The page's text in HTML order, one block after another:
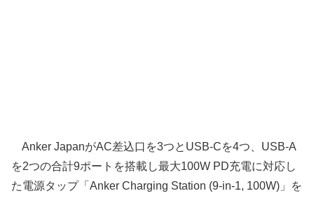
Anker JapanがAC差込口を3つとUSB-Cを4つ、USB-A
を2つの合計9ポートを搭載し最大100W PD充電に対応し
た電源タップ「Anker Charging Station (9-in-1, 100W)」を